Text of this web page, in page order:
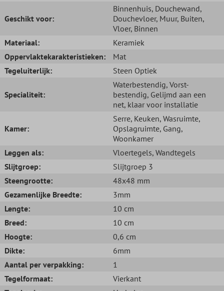
Geschikt voor:
Binnenhuis, Douchewand,
Douchevloer, Muur, Buiten,
Vloer, Binnen
Materiaal:
Keramiek
Oppervlaktekarakteristieken:
Mat
Tegeluiterlijk:
Steen Optiek
Specialiteit:
Waterbestendig, Vorst-
bestendig, Gelijmd aan een
net, klaar voor installatie
Kamer:
Serre, Keuken, Wasruimte,
Opslagruimte, Gang,
Woonkamer
Leggen als:
Vloertegels, Wandtegels
Slijtgroep:
Slijtgroep 3
Steengrootte:
48x48 mm
Gezamenlijke Breedte:
3mm
Lengte:
10 cm
Breed:
10 cm
Hoogte:
0,6 cm
Dikte:
6mm
Aantal per verpakking:
1
Tegelformaat:
Vierkant